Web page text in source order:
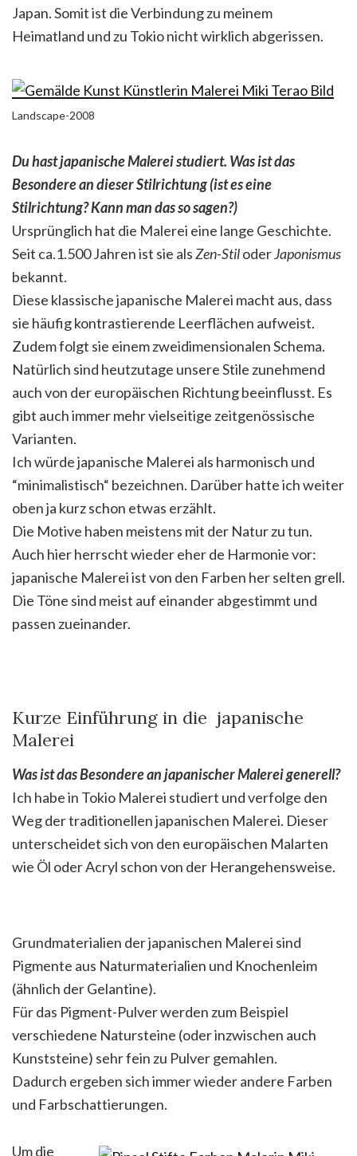
Japan. Somit ist die Verbindung zu meinem
Heimatland und zu Tokio nicht wirklich abgerissen.
Landscape-2008
Du hast japanische Malerei studiert. Was ist das
Besondere an dieser Stilrichtung (ist es eine
Stilrichtung? Kann man das so sagen?)
Ursprünglich hat die Malerei eine lange Geschichte.
Seit ca.1.500 Jahren ist sie alsZen-StiloderJaponismus
bekannt.
Diese klassische japanische Malerei macht aus, dass
sie häufig kontrastierende Leerflächen aufweist.
Zudem folgt sie einem zweidimensionalen Schema.
Natürlich sind heutzutage unsere Stile zunehmend
auch von der europäischen Richtung beeinflusst. Es
gibt auch immer mehr vielseitige zeitgenössische
Varianten.
Ich würde japanische Malerei als harmonisch und
“minimalistisch“ bezeichnen. Darüber hatte ich weiter
oben ja kurz schon etwas erzählt.
Die Motive haben meistens mit der Natur zu tun.
Auch hier herrscht wieder eher de Harmonie vor:
japanische Malerei ist von den Farben her selten grell.
Die Töne sind meist auf einander abgestimmt und
passen zueinander.
Kurze Einführung in die japanische
Malerei
Was ist das Besondere an japanischer Malerei generell?
Ich habe in Tokio Malerei studiert und verfolge den
Weg der traditionellen japanischen Malerei. Dieser
unterscheidet sich von den europäischen Malarten
wie Öl oder Acryl schon von der Herangehensweise.
Grundmaterialien der japanischen Malerei sind
Pigmente aus Naturmaterialien und Knochenleim
(ähnlich der Gelantine).
Für das Pigment-Pulver werden zum Beispiel
verschiedene Natursteine (oder inzwischen auch
Kunststeine) sehr fein zu Pulver gemahlen.
Dadurch ergeben sich immer wieder andere Farben
und Farbschattierungen.
Um die